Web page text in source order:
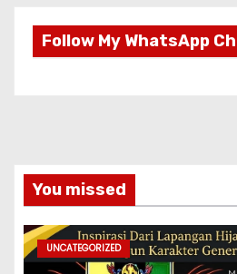
Follow My WhatsApp
You missed
UNCATEGORIZED